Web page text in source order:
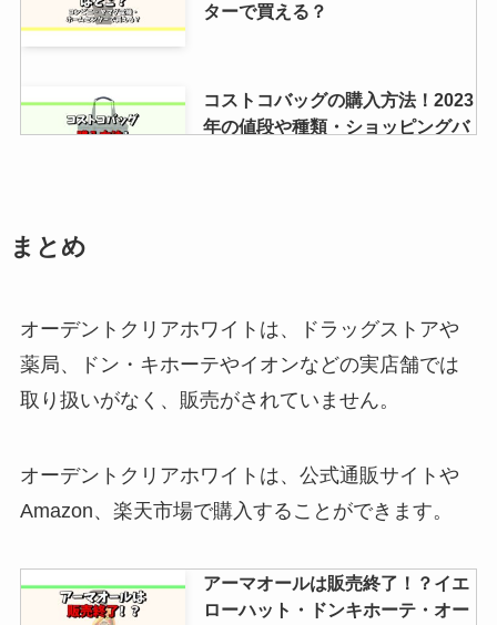
ターで買える？
コストコバッグの購入方法！2023
年の値段や種類・ショッピングバ
トップ洗剤が売ってないのは生産
終了？マツキヨで売ってる？種類
レースの手袋はどこで売ってる？
など販売店を調査！
まとめ
オーデントクリアホワイトは、ドラッグストアや
薬局、ドン・キホーテやイオンなどの実店舗では
取り扱いがなく、販売がされていません。
オーデントクリアホワイトは、公式通販サイトや
Amazon、楽天市場で購入することができます。
アーマオールは販売終了！？イエ
ローハット・ドンキホーテ・オー